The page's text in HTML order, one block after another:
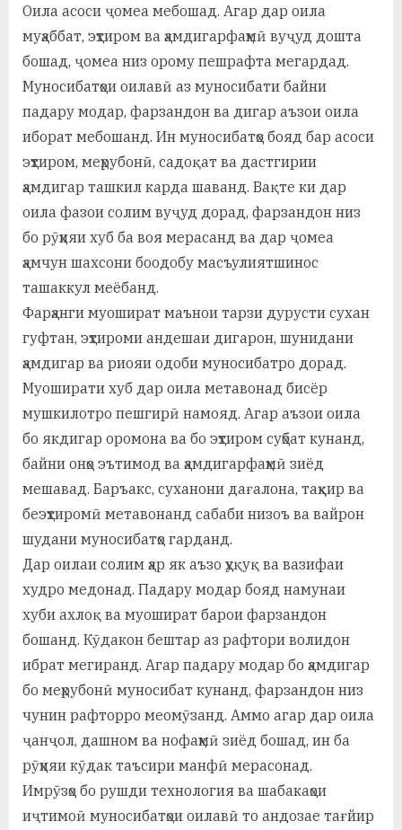
в
Оила асоси ҷомеа мебошад. Агар дар оила
муҳаббат, эҳтиром ва ҳамдигарфаҳмӣ вуҷуд дошта
бошад, ҷомеа низ орому пешрафта мегардад.
Муносибатҳои оилавӣ аз муносибати байни
падару модар, фарзандон ва дигар аъзои оила
иборат мебошанд. Ин муносибатҳо бояд бар асоси
эҳтиром, меҳрубонӣ, садоқат ва дастгирии
ҳамдигар ташкил карда шаванд. Вақте ки дар
оила фазои солим вуҷуд дорад, фарзандон низ
бо рӯҳияи хуб ба воя мерасанд ва дар ҷомеа
ҳамчун шахсони боодобу масъулиятшинос
ташаккул меёбанд.
Фарҳанги муошират маънои тарзи дурусти сухан
гуфтан, эҳтироми андешаи дигарон, шунидани
ҳамдигар ва риояи одоби муносибатро дорад.
Муоширати хуб дар оила метавонад бисёр
мушкилотро пешгирӣ намояд. Агар аъзои оила
бо якдигар оромона ва бо эҳтиром суҳбат кунанд,
байни онҳо эътимод ва ҳамдигарфаҳмӣ зиёд
мешавад. Баръакс, суханони дағалона, таҳқир ва
беэҳтиромӣ метавонанд сабаби низоъ ва вайрон
шудани муносибатҳо гарданд.
Дар оилаи солим ҳар як аъзо ҳуқуқ ва вазифаи
худро медонад. Падару модар бояд намунаи
хуби ахлоқ ва муошират барои фарзандон
бошанд. Кӯдакон бештар аз рафтори волидон
ибрат мегиранд. Агар падару модар бо ҳамдигар
бо меҳрубонӣ муносибат кунанд, фарзандон низ
чунин рафторро меомӯзанд. Аммо агар дар оила
ҷанҷол, дашном ва нофаҳмӣ зиёд бошад, ин ба
рӯҳияи кӯдак таъсири манфӣ мерасонад.
Имрӯзҳо бо рушди технология ва шабакаҳои
иҷтимоӣ муносибатҳои оилавӣ то андозае тағйир